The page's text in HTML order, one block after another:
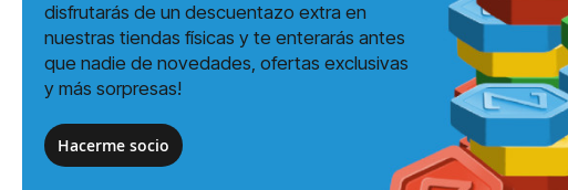
disfrutarás de un descuentazo extra en
nuestras tiendas físicas y te enterarás antes
que nadie de novedades, ofertas exclusivas
y más sorpresas!
Hacerme socio